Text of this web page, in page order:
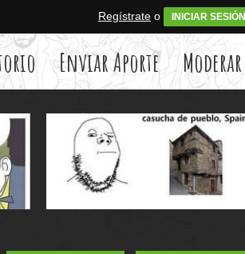
Regístrate o INICIAR SESIÓN
Enviar Aporte Moderar